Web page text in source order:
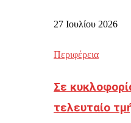
27 Ιουλίου 2026
Περιφέρεια
Σε
τελευταίο